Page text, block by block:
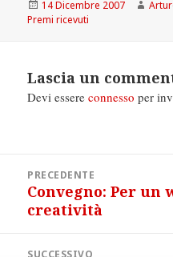
Scritto
il
14 Dicembre 2007
Premi ricevuti
Lascia un
Devi essereconnesso per
articoliPRECEDENTE
Articolo
precedente:
Convegno: Per un
creatività